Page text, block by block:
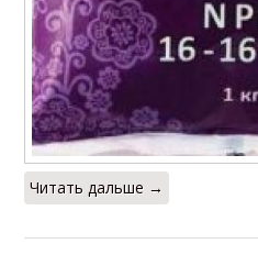
Читать дальше →